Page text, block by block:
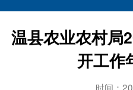
温县农业农村局
开工作
时间：